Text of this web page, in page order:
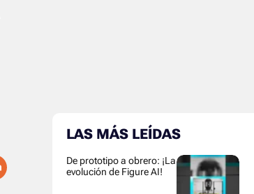
LAS MÁS LEÍDAS
De prototipo a obrero: ¡La
evolución de Figure AI!